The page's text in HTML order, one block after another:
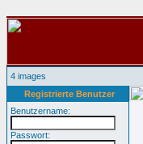
4 images
Registrierte Benutzer
Benutzername:
Passwort: